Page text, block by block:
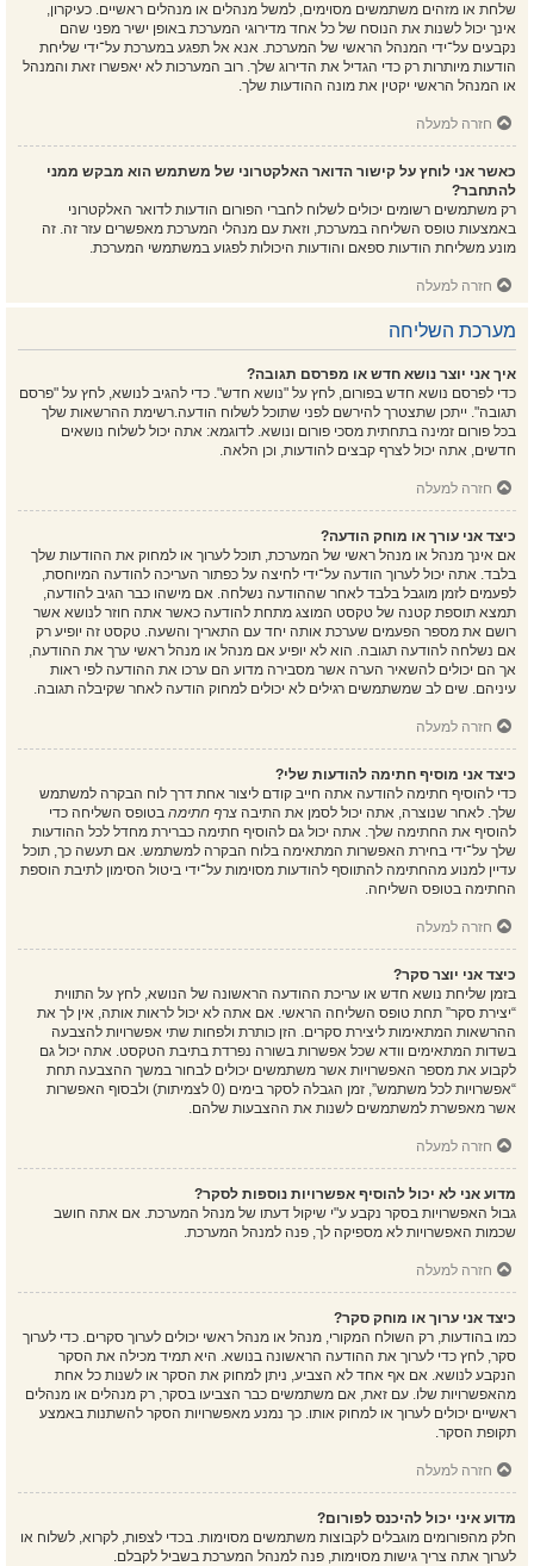
שלחת או מזהים משתמשים מסוימים, למשל מנהלים או מנהלים ראשיים. כעיקרון,
אינך יכול לשנות את הנוסח של כל אחד מדירוגי המערכת באופן ישיר מפני שהם
נקבעים על־ידי המנהל הראשי של המערכת. אנא אל תפגע במערכת על־ידי שליחת
הודעות מיותרות רק כדי הגדיל את הדירוג שלך. רוב המערכות לא יאפשרו זאת והמנהל
או המנהל הראשי יקטין את מונה ההודעות שלך.
חזרה למעלה
כאשר אני לוחץ על קישור הדואר האלקטרוני של משתמש הוא מבקש ממני
להתחבר?
רק משתמשים רשומים יכולים לשלוח לחברי הפורום הודעות לדואר האלקטרוני
באמצעות טופס השליחה במערכת, וזאת עם מנהלי המערכת מאפשרים עזר זה. זה
מונע משליחת הודעות ספאם והודעות היכולות לפגוע במשתמשי המערכת.
חזרה למעלה
מערכת השליחה
איך אני יוצר נושא חדש או מפרסם תגובה?
כדי לפרסם נושא חדש בפורום, לחץ על "נושא חדש". כדי להגיב לנושא, לחץ על "פרסם
תגובה". ייתכן שתצטרך להירשם לפני שתוכל לשלוח הודעה.רשימת ההרשאות שלך
בכל פורום זמינה בתחתית מסכי פורום ונושא. לדוגמא: אתה יכול לשלוח נושאים
חדשים, אתה יכול לצרף קבצים להודעות, וכן הלאה.
חזרה למעלה
כיצד אני עורך או מוחק הודעה?
אם אינך מנהל או מנהל ראשי של המערכת, תוכל לערוך או למחוק את ההודעות שלך
בלבד. אתה יכול לערוך הודעה על־ידי לחיצה על כפתור העריכה להודעה המיוחסת,
לפעמים לזמן מוגבל בלבד לאחר שההודעה נשלחה. אם מישהו כבר הגיב להודעה,
תמצא תוספת קטנה של טקסט המוצג מתחת להודעה כאשר אתה חוזר לנושא אשר
רושם את מספר הפעמים שערכת אותה יחד עם התאריך והשעה. טקסט זה יופיע רק
אם נשלחה להודעה תגובה. הוא לא יופיע אם מנהל או מנהל ראשי ערך את ההודעה,
אך הם יכולים להשאיר הערה אשר מסבירה מדוע הם ערכו את ההודעה לפי ראות
עיניהם. שים לב שמשתמשים רגילים לא יכולים למחוק הודעה לאחר שקיבלה תגובה.
חזרה למעלה
כיצד אני מוסיף חתימה להודעות שלי?
כדי להוסיף חתימה להודעה אתה חייב קודם ליצור אחת דרך לוח הבקרה למשתמש
שלך. לאחר שנוצרה, אתה יכול לסמן את התיבה צרף חתימה בטופס השליחה כדי
להוסיף את החתימה שלך. אתה יכול גם להוסיף חתימה כברירת מחדל לכל ההודעות
שלך על־ידי בחירת האפשרות המתאימה בלוח הבקרה למשתמש. אם תעשה כך, תוכל
עדיין למנוע מהחתימה להתווסף להודעות מסוימות על־ידי ביטול הסימון לתיבת הוספת
החתימה בטופס השליחה.
חזרה למעלה
כיצד אני יוצר סקר?
בזמן שליחת נושא חדש או עריכת ההודעה הראשונה של הנושא, לחץ על התווית
“יצירת סקר” תחת טופס השליחה הראשי. אם אתה לא יכול לראות אותה, אין לך את
ההרשאות המתאימות ליצירת סקרים. הזן כותרת ולפחות שתי אפשרויות להצבעה
בשדות המתאימים וודא שכל אפשרות בשורה נפרדת בתיבת הטקסט. אתה יכול גם
לקבוע את מספר האפשרויות אשר משתמשים יכולים לבחור במשך ההצבעה תחת
“אפשרויות לכל משתמש”, זמן הגבלה לסקר בימים (0 לצמיתות) ולבסוף האפשרות
אשר מאפשרת למשתמשים לשנות את ההצבעות שלהם.
חזרה למעלה
מדוע אני לא יכול להוסיף אפשרויות נוספות לסקר?
גבול האפשרויות בסקר נקבע ע"י שיקול דעתו של מנהל המערכת. אם אתה חושב
שכמות האפשרויות לא מספיקה לך, פנה למנהל המערכת.
חזרה למעלה
כיצד אני ערוך או מוחק סקר?
כמו בהודעות, רק השולח המקורי, מנהל או מנהל ראשי יכולים לערוך סקרים. כדי לערוך
סקר, לחץ כדי לערוך את ההודעה הראשונה בנושא. היא תמיד מכילה את הסקר
הנקבע לנושא. אם אף אחד לא הצביע, ניתן למחוק את הסקר או לשנות כל אחת
מהאפשרויות שלו. עם זאת, אם משתמשים כבר הצביעו בסקר, רק מנהלים או מנהלים
ראשיים יכולים לערוך או למחוק אותו. כך נמנע מאפשרויות הסקר להשתנות באמצע
תקופת הסקר.
חזרה למעלה
מדוע איני יכול להיכנס לפורום?
חלק מהפורומים מוגבלים לקבוצות משתמשים מסוימות. בכדי לצפות, לקרוא, לשלוח או
לערוך אתה צריך גישות מסוימות, פנה למנהל המערכת בשביל לקבלם.